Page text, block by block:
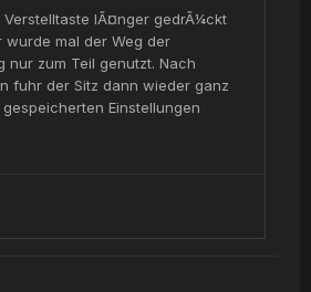
Verstelltaste lÃ¤nger gedrÃ¼ckt
wurde mal der Weg der
nur zum Teil genutzt. Nach
fuhr der Sitz dann wieder ganz
Einstellungen